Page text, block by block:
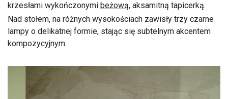
krzesłami wykończonymi beżową, aksamitną tapicerką.
Nad stołem, na różnych wysokościach zawisły trzy czarne
lampy o delikatnej formie, stając się subtelnym akcentem
kompozycyjnym.